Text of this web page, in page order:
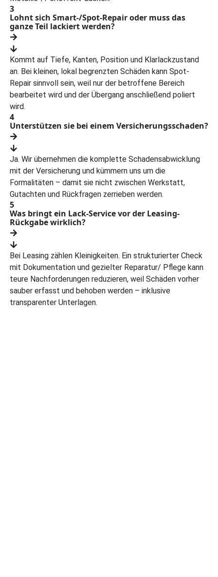
3
Lohnt sich Smart-/Spot-Repair oder muss das
ganze Teil lackiert werden?
Kommt auf Tiefe, Kanten, Position und Klarlackzustand
an. Bei kleinen, lokal begrenzten Schäden kann Spot-
Repair sinnvoll sein, weil nur der betroffene Bereich
bearbeitet wird und der Übergang anschließend poliert
wird.
4
Unterstützen sie bei einem Versicherungsschaden?
Ja. Wir übernehmen die komplette Schadensabwicklung
mit der Versicherung und kümmern uns um die
Formalitäten – damit sie nicht zwischen Werkstatt,
Gutachten und Rückfragen zerrieben werden.
5
Was bringt ein Lack-Service vor der Leasing-
Rückgabe wirklich?
Bei Leasing zählen Kleinigkeiten. Ein strukturierter Check
mit Dokumentation und gezielter Reparatur/ Pflege kann
teure Nachforderungen reduzieren, weil Schäden vorher
sauber erfasst und behoben werden – inklusive
transparenter Unterlagen.